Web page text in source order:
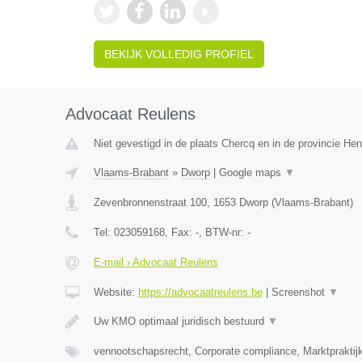
BEKIJK VOLLEDIG PROFIEL
Advocaat Reulens
Niet gevestigd in de plaats Chercq en in de provincie
Vlaams-Brabant» Dworp| Google maps ▼
Zevenbronnenstraat 100, 1653 Dworp(Vlaams-Brabant)
Tel: 023059168, Fax: -, BTW-nr: -
E-mail › Advocaat Reulens
Website: https://advocaatreulens.be| Screenshot ▼
Uw KMO optimaal juridisch bestuurd ▼
vennootschapsrecht, Corporate compliance,